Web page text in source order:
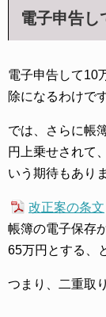
電子申告し
電子申告して10
除になるわけです
では、さらに帳
円上乗せされ
いう期待もあり
改正案の条文
帳簿の電子保存
65万円とする、
つまり、二重取